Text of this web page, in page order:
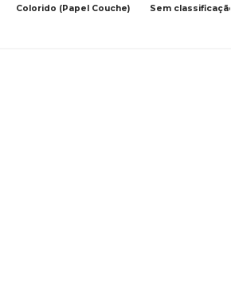
Colorido (Papel Couche) Sem classificação